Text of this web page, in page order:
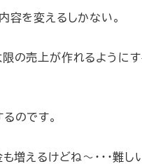
容を変えるしかない。
の売上が作れるように
のです。
増えるけどね〜・・・難し